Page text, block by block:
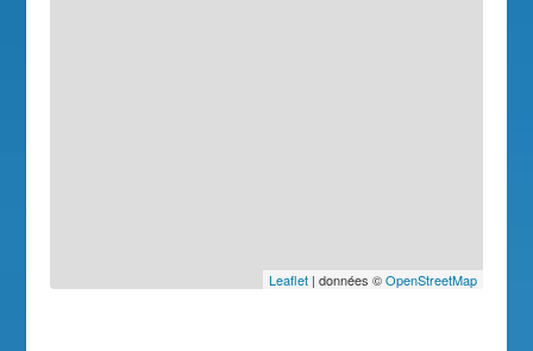
Leaflet| données ©OpenStreetMap